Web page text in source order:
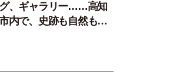
グ、ギャラリー……高知
内で、史跡も自然もグ